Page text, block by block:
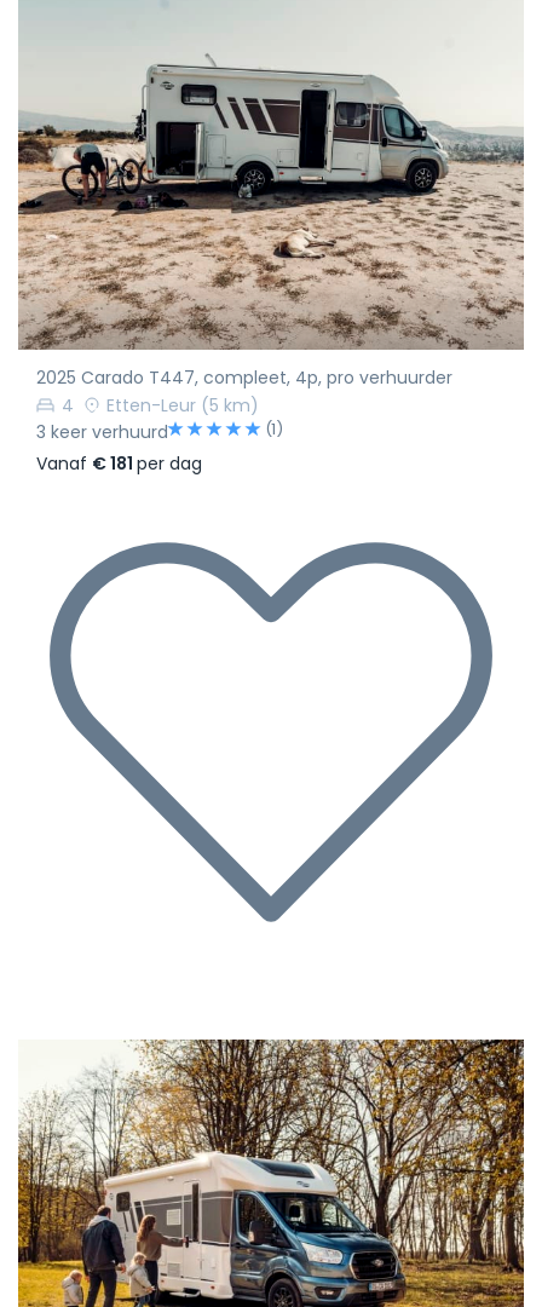
2025 Carado T447, compleet, 4p, pro verhuurder
4
Etten-Leur (5 km)
3 keer verhuurd
(1)
Vanaf € 181 per dag